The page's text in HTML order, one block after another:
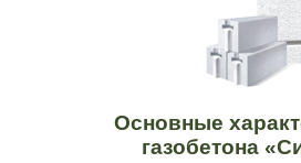
Основные
газобетона